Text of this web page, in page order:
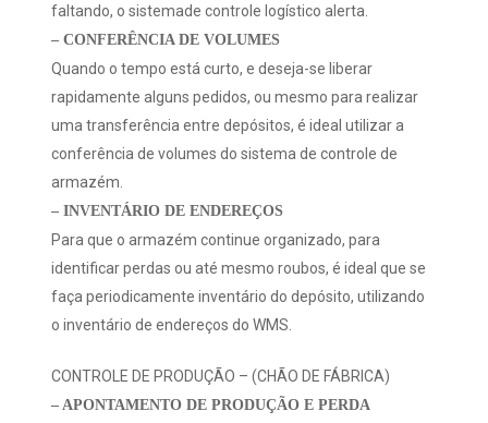
faltando, o sistemade controle logístico alerta.
– CONFERÊNCIA DE VOLUMES
Quando o tempo está curto, e deseja-se liberar
rapidamente alguns pedidos, ou mesmo para realizar
uma transferência entre depósitos, é ideal utilizar a
conferência de volumes do sistema de controle de
armazém.
– INVENTÁRIO DE ENDEREÇOS
Para que o armazém continue organizado, para
identificar perdas ou até mesmo roubos, é ideal que se
faça periodicamente inventário do depósito, utilizando
o inventário de endereços do WMS.
CONTROLE DE PRODUÇÃO – (CHÃO DE FÁBRICA)
– APONTAMENTO DE PRODUÇÃO E PERDA